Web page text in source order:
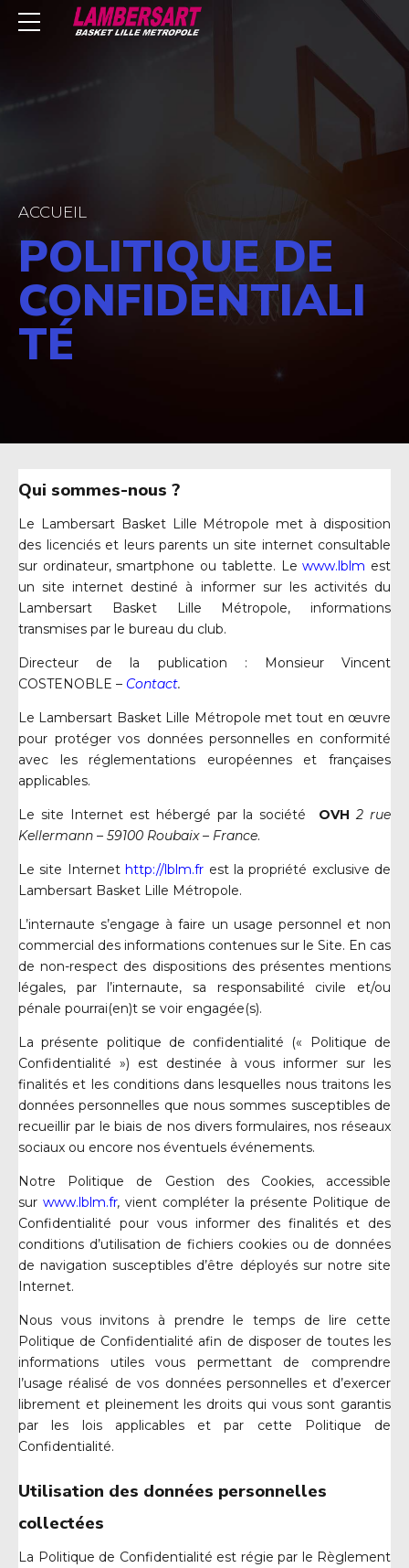
ACCUEIL
POLITIQUE DE
CONFIDENTIALI
TÉ
Qui sommes-nous ?
Le Lambersart Basket Lille Métropole met à disposition
des licenciés et leurs parents un site internet consultable
sur ordinateur, smartphone ou tablette. Lewww.lblm est
un site internet destiné à informer sur les activités du
Lambersart Basket Lille Métropole, informations
transmises par le bureau du club.
Directeur de la publication : Monsieur Vincent
COSTENOBLE – Contact.
Le Lambersart Basket Lille Métropole met tout en œuvre
pour protéger vos données personnelles en conformité
avec les réglementations européennes et françaises
applicables.
Le site Internet est hébergé par la société OVH 2 rue
Kellermann – 59100 Roubaix – France.
Le site Internethttp://lblm.fr est la propriété exclusive de
Lambersart Basket Lille Métropole.
L’internaute s’engage à faire un usage personnel et non
commercial des informations contenues sur le Site. En cas
de non-respect des dispositions des présentes mentions
légales, par l’internaute, sa responsabilité civile et/ou
pénale pourrai(en)t se voir engagée(s).
La présente politique de confidentialité (« Politique de
Confidentialité ») est destinée à vous informer sur les
finalités et les conditions dans lesquelles nous traitons les
données personnelles que nous sommes susceptibles de
recueillir par le biais de nos divers formulaires, nos réseaux
sociaux ou encore nos éventuels événements.
Notre Politique de Gestion des Cookies, accessible
sur www.lblm.fr, vient compléter la présente Politique de
Confidentialité pour vous informer des finalités et des
conditions d’utilisation de fichiers cookies ou de données
de navigation susceptibles d’être déployés sur notre site
Internet.
Nous vous invitons à prendre le temps de lire cette
Politique de Confidentialité afin de disposer de toutes les
informations utiles vous permettant de comprendre
l’usage réalisé de vos données personnelles et d’exercer
librement et pleinement les droits qui vous sont garantis
par les lois applicables et par cette Politique de
Confidentialité.
Utilisation des données personnelles
collectées
La Politique de Confidentialité est régie par le Règlement